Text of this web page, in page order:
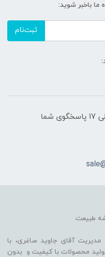
ما باخبر شوید:
ثبت‌نام
شنبه تا پنج شنبه ، از ساعت 9 الی 17 پاسخگوی شما
طبیعت
آقای جاوید صاغری، با
محصولات با کیفیت و بدون